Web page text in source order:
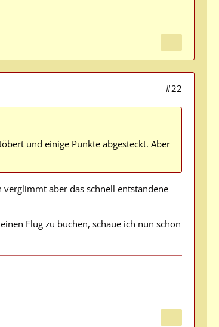
#22
und einige Punkte abgesteckt. Aber
aber das schnell entstandene
Flug zu buchen, schaue ich nun schon